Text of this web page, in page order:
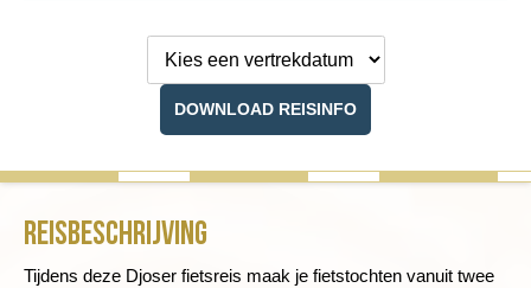
DOWNLOAD REISINFO
Reisbeschrijving
Tijdens deze Djoser fietsreis maak je fietstochten vanuit twee